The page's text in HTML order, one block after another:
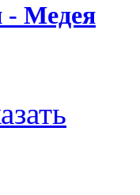
- Медея